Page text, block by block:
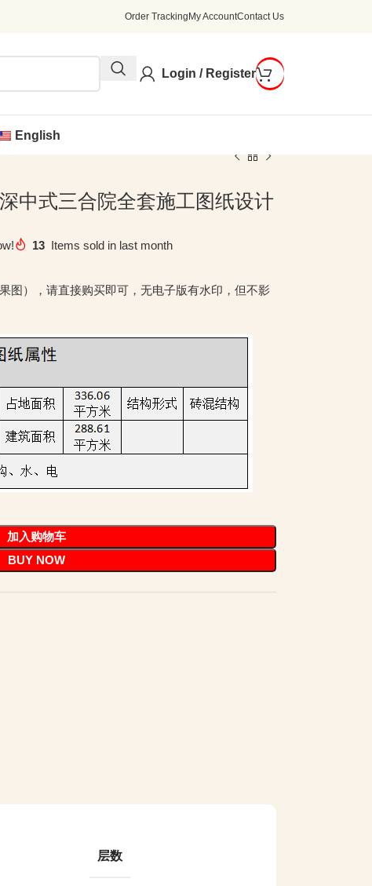
Order Tracking My AccountContact Us
Login / Register
English
中式三合院全套施工图纸设计
13 Items sold in last month
图），请直接购买即可，无电子版有水印，但不影
加入购物车
BUY NOW
层数